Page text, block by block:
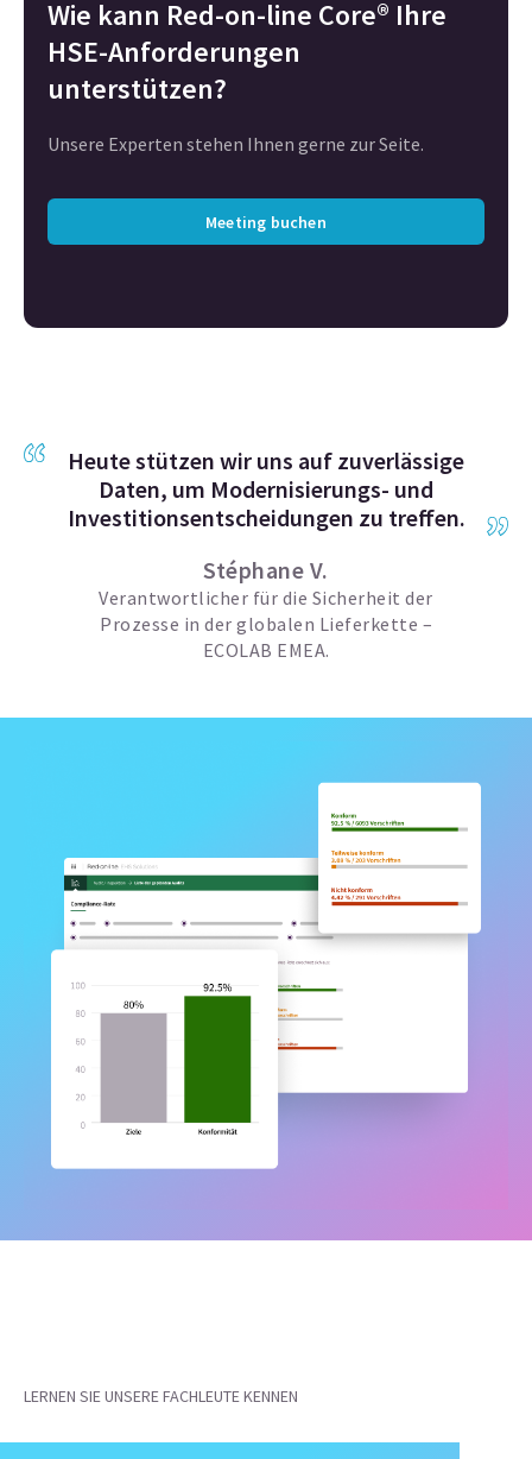
Wie kann Red-on-line Core® Ihre
HSE-Anforderungen
unterstützen?
Unsere Experten stehen Ihnen gerne zur Seite.
Meeting buchen
Heute stützen wir uns auf zuverlässige
Daten, um Modernisierungs- und
Investitionsentscheidungen zu treffen.
Stéphane V.
Verantwortlicher für die Sicherheit der
Prozesse in der globalen Lieferkette –
ECOLAB EMEA.
LERNEN SIE UNSERE FACHLEUTE KENNEN